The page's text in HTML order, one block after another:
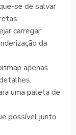
se de salvar
carregar
da
apenas
uma paleta de
possível junto